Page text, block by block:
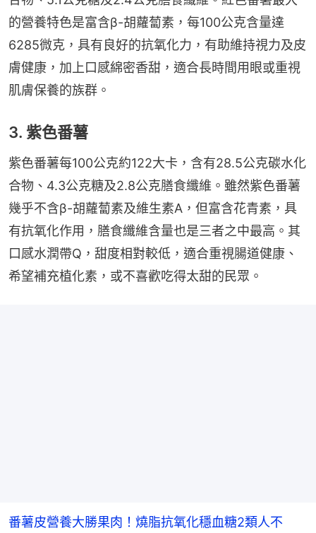
的營養特色是富含β-胡蘿蔔素，每100公克含量達
6285微克，具有良好的抗氧化力，有助維持視力及皮
膚健康，加上口感綿密香甜，適合長時間用眼或重視
肌膚保養的族群。
3. 紫色番薯
紫色番薯每100公克約122大卡，含有28.5公克碳水化
合物、4.3公克糖及2.8公克膳食纖維。雖然紫色番薯
幾乎不含β-胡蘿蔔素及維生素A，但富含花青素，具
有抗氧化作用，膳食纖維含量也是三者之中最高。其
口感水潤帶Q，甜度相對較低，適合重視腸道健康、
希望補充植化素，或不喜歡吃得太甜的民眾。
番薯皮營養大勝果肉！燒脂抗氧化穩血糖2類人不